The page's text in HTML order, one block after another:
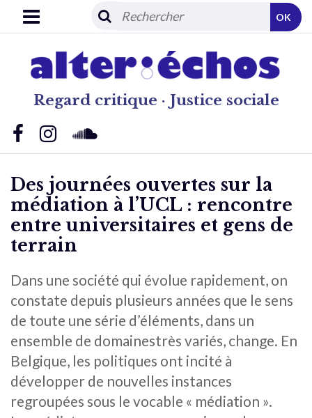
Regard critique · Justice sociale
OK
Des journées ouvertes sur la
médiation à l’UCL : rencontre
entre universitaires et gens de
terrain
Dans une société qui évolue rapidement, on
constate depuis plusieurs années que le sens
de toute une série d’éléments, dans un
ensemble de domainestrès variés, change. En
Belgique, les politiques ont incité à
développer de nouvelles instances
regroupées sous le vocable « médiation ».